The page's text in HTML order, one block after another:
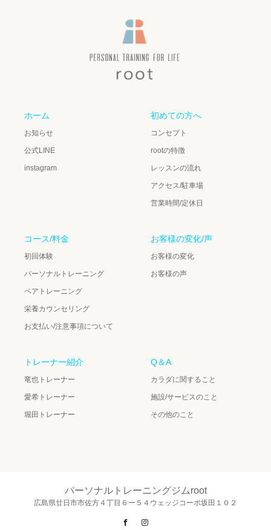
ホーム
お知らせ
公式LINE
instagram
初めての方へ
コンセプト
rootの特徴
レッスンの流れ
アクセス/駐車場
営業時間/定休日
コース/料金
初回体験
パーソナルトレーニング
ペアトレーニング
栄養カウンセリング
お支払い/注意事項について
お客様の変化/声
お客様の変化
お客様の声
トレーナー紹介
竜也トレーナー
愛希トレーナー
堀田トレーナー
Q＆A
カラダに関すること
施設/サービスのこと
その他のこと
パーソナルトレーニングジムroot
広島県廿日市市佐方４丁目６ー５４ウェッジコーポ坂田１０２
Facebook